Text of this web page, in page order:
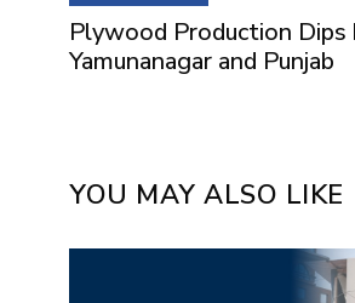
Plywood Production Dips
Yamunanagar and Punjab
YOU MAY ALSO LIKE